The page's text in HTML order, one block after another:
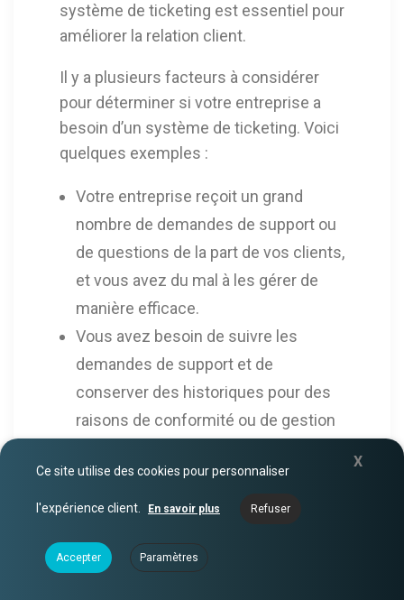
système de ticketing est essentiel pour
améliorer la relation client.
Il y a plusieurs facteurs à considérer
pour déterminer si votre entreprise a
besoin d’un système de ticketing. Voici
quelques exemples :
Votre entreprise reçoit un grand
nombre de demandes de support ou
de questions de la part de vos clients,
et vous avez du mal à les gérer de
manière efficace.
Vous avez besoin de suivre les
demandes de support et de
conserver des historiques pour des
raisons de conformité ou de gestion
Vous voulez améliorer la
communication entre les différents
faciliter la résolution des problèmes.
X
Ce site utilise des cookies pour personnaliser
l'expérience client. En savoir plus Refuser
Accepter Paramètres